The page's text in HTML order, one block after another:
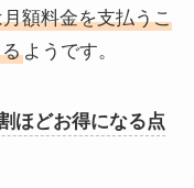
額料金を支払うこ
ようです。
ほどお得になる点